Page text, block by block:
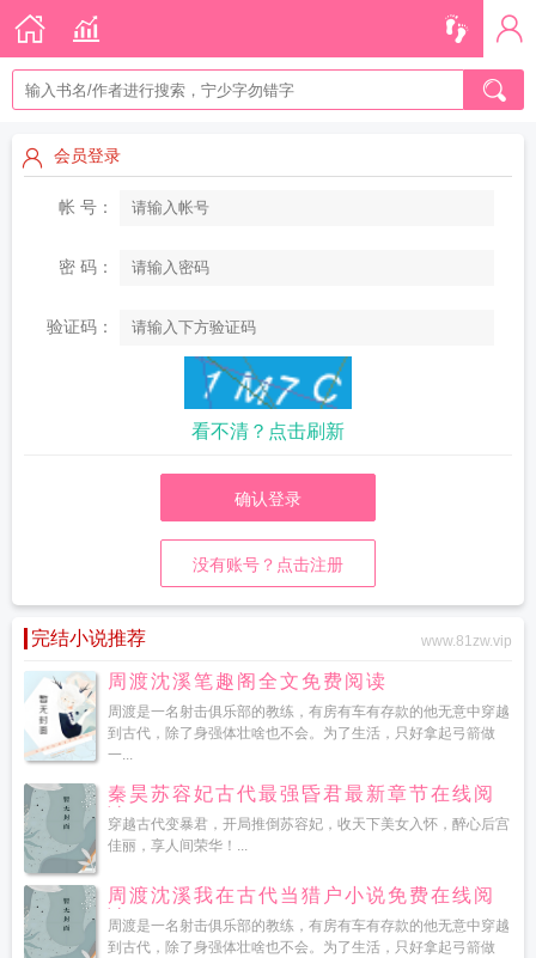
会员登录
帐 号：
密 码：
验证码：
看不清？点击刷新
确认登录
没有账号？点击注册
完结小说推荐 www.81zw.vip
周渡沈溪笔趣阁全文免费阅读
周渡是一名射击俱乐部的教练，有房有车有存款的他无意中穿越
到古代，除了身强体壮啥也不会。为了生活，只好拿起弓箭做
一...
秦昊苏容妃古代最强昏君最新章节在线阅
读
穿越古代变暴君，开局推倒苏容妃，收天下美女入怀，醉心后宫
佳丽，享人间荣华！...
周渡沈溪我在古代当猎户小说免费在线阅
读
周渡是一名射击俱乐部的教练，有房有车有存款的他无意中穿越
到古代，除了身强体壮啥也不会。为了生活，只好拿起弓箭做